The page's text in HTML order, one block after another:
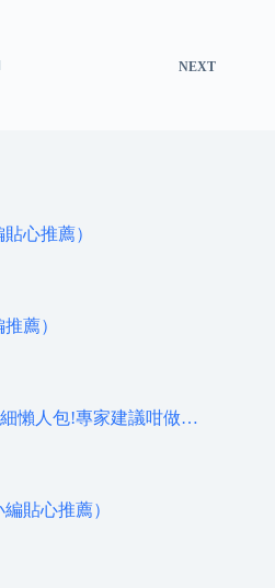
NEXT
心推薦）
薦）
懶人包!專家建議咁做…
貼心推薦）